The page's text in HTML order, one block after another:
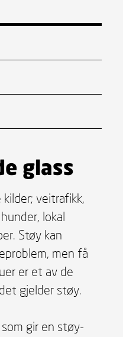
glass
veitrafikk,
lokal
Støy kan
men få
er et av de
gjelder støy.
gir en støy­